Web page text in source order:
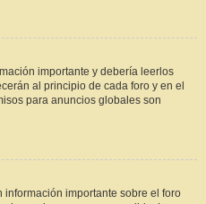
importante y debería leerlos
al principio de cada foro y en el
para anuncios globales son
información importante sobre el foro